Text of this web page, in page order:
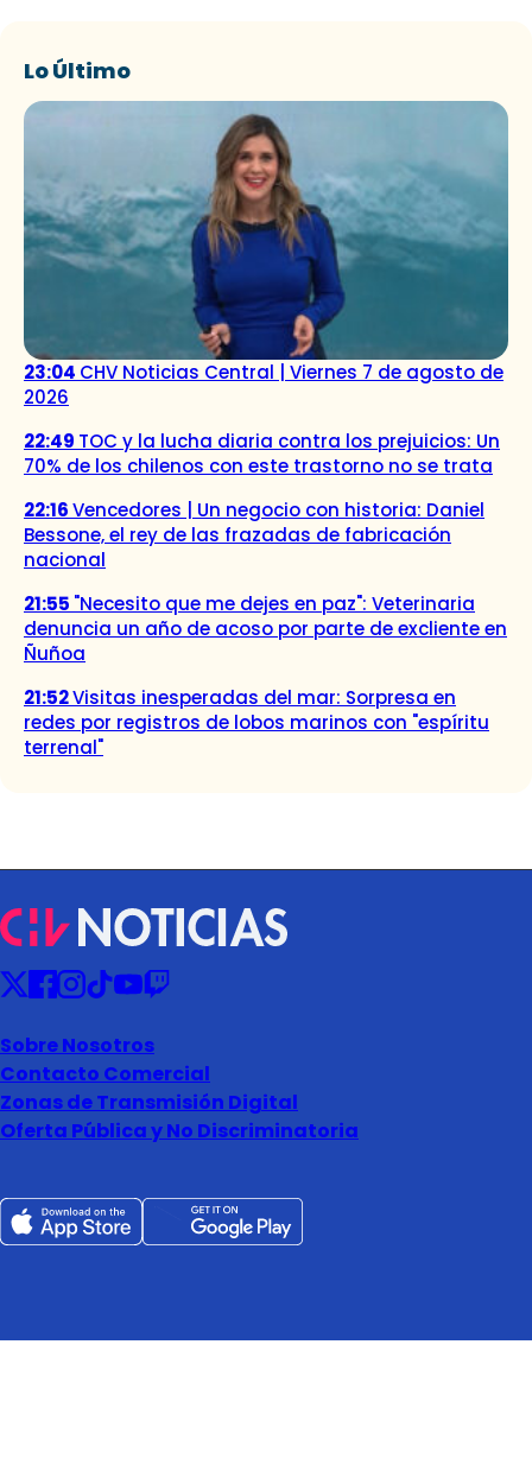
Lo Último
23:04 CHV Noticias Central | Viernes 7 de agosto de
2026
22:49 TOC y la lucha diaria contra los prejuicios: Un
70% de los chilenos con este trastorno no se trata
22:16Vencedores | Un negocio con historia: Daniel
Bessone, el rey de las frazadas de fabricación
nacional
21:55 "Necesito que me dejes en paz": Veterinaria
denuncia un año de acoso por parte de excliente en
Ñuñoa
21:52Visitas inesperadas del mar: Sorpresa en
redes por registros de lobos marinos con "espíritu
terrenal"
Sobre Nosotros
Contacto Comercial
Zonas de Transmisión Digital
Oferta Pública y No Discriminatoria